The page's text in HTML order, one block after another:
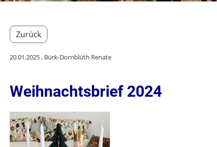
Zurück
20.01.2025, Bürk-Dornblüth Renate
Weihnachtsbrief 2024